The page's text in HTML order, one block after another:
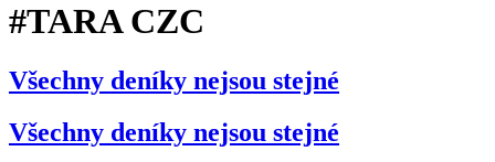
#TARA CZC
Všechny deníky nejsou stejné
Všechny deníky nejsou stejné